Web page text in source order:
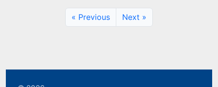
« Previous Next »